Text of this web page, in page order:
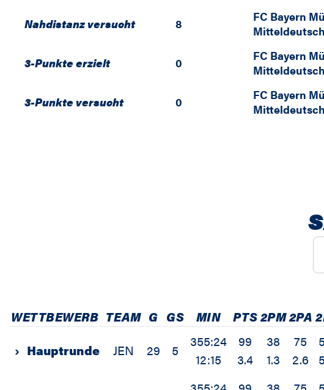
Nahdistanz versucht 8 FC Bayern
3-Punkte erzielt 0 FC Bayern
3-Punkte versucht 0 FC Bayern
WETTBEWERB TEAM G GS MIN PTS2PM2PA
› Hauptrunde JEN 29 5
355:24
12:15
99
3.4
38
1.3
75
2.6